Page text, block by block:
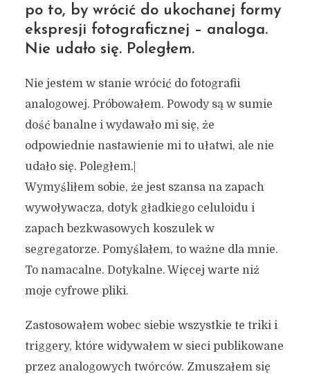
po to, by wrócić do ukochanej formy
ekspresji fotograficznej – analoga.
Nie udało się. Poległem.
Nie jestem w stanie wrócić do fotografii
analogowej. Próbowałem. Powody są w sumie
dość banalne i wydawało mi się, że
odpowiednie nastawienie mi to ułatwi, ale nie
udało się. Poległem.|
Wymyśliłem sobie, że jest szansa na zapach
wywoływacza, dotyk gładkiego celuloidu i
zapach bezkwasowych koszulek w
segregatorze. Pomyślałem, to ważne dla mnie.
To namacalne. Dotykalne. Więcej warte niż
moje cyfrowe pliki.
Zastosowałem wobec siebie wszystkie te triki i
triggery, które widywałem w sieci publikowane
przez analogowych twórców. Zmuszałem się